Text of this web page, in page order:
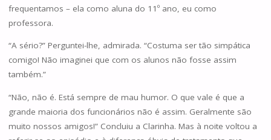
frequentamos – ela como aluna do 11º ano, eu como
professora.
“A sério?” Perguntei-lhe, admirada. “Costuma ser tão simpática
comigo! Não imaginei que com os alunos não fosse assim
também.”
“Não, não é. Está sempre de mau humor. O que vale é que a
grande maioria dos funcionários não é assim. Geralmente são
muito nossos amigos!” Concluiu a Clarinha. Mas à noite voltou a